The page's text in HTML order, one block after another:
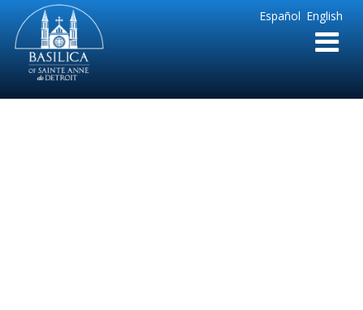
English
Español
Sainte
Anne
Parish
de